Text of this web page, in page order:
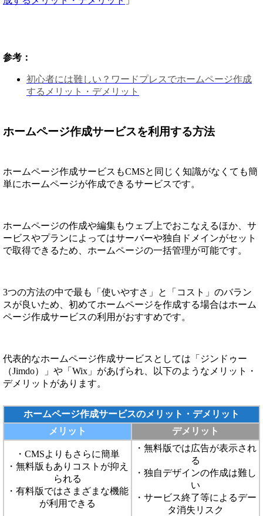
参考：
初心者には難しい？ワードプレスでホームページ作成
するメリット・デメリット
ホームページ作成サービスを利用する方法
ホームページ作成サービスもCMSと同じく知識がなくても簡
単にホームページが作成できるサービスです。
ホームページの作成や編集もウェブ上でおこなえるほか、サ
ービスやプランによってはサーバーや独自ドメインがセット
で取得できるため、ホームページの一括管理が可能です。
3つの方法の中で最も「使いやすさ」と「コスト」のバラン
スが良いため、初めてホームページを作成する場合はホーム
ページ作成サービスの利用がおすすめです。
代表的なホームページ作成サービスとしては「ジンドゥー
（Jimdo）」や「Wix」があげられ、以下のようなメリット・
デメリットがあります。
ホームページ作成サービスのメリット・デメリット
メリット
デメリット
・CMSよりもさらに簡単
・無料版もありコストが抑え
られる
・有料版ではさまざまな機能
が利用できる
・無料版では広告が表示され
る
・独自デザインの作成は難し
い
・サービス終了等によるデー
タ消失リスク